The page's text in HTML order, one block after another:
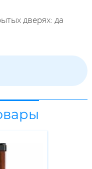
дверях: да